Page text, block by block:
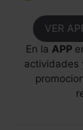
VER
En la APP
actividades